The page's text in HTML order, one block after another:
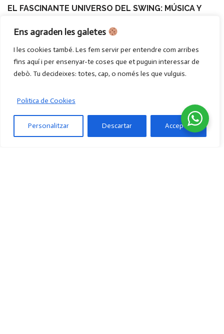
Ens agraden les galetes
I les cookies també. Les fem servir per entendre com arribes
fins aquí i per ensenyar-te coses que et puguin interessar de
debò. Tu decideixes: totes, cap, o només les que vulguis.
Politica de Cookies
Personalitzar Descartar Acceptar
EL FASCINANTE UNIVERSO DEL SWING: MÚSICA Y
poradmin febrero 20, 2024
Introducción En el apasionante mundo del baile social, el
Swing se presenta como un género musical vibrante y diverso
que ha dejado una huella indeleble…Leer más »